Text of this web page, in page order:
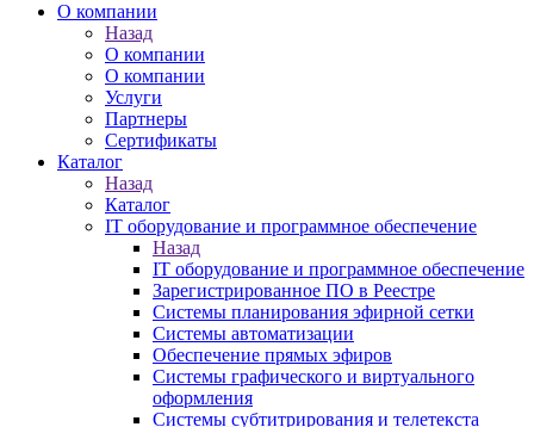
О компании
Назад
О компании
О компании
Услуги
Партнеры
Сертификаты
Каталог
Назад
Каталог
IT оборудование и программное обеспечение
Назад
IT оборудование и программное обеспечение
Зарегистрированное ПО в Реестре
Системы планирования эфирной сетки
Системы автоматизации
Обеспечение прямых эфиров
Системы графического и виртуального
оформления
Системы субтитрирования и телетекста